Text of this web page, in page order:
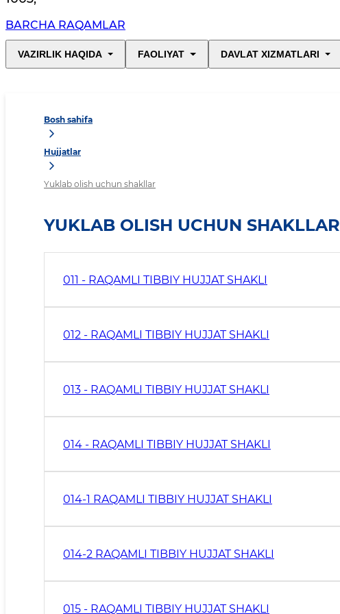
BARCHA RAQAMLAR
VAZIRLIK HAQIDA FAOLIYAT DAVLAT XIZMATLARI
Bosh sahifa
Hujjatlar
Yuklab olish uchun shakllar
YUKLAB OLISH UCHUN SHAKLLAR
011 - RAQAMLI TIBBIY HUJJAT SHAKLI
012 - RAQAMLI TIBBIY HUJJAT SHAKLI
013 - RAQAMLI TIBBIY HUJJAT SHAKLI
014 - RAQAMLI TIBBIY HUJJAT SHAKLI
014-1 RAQAMLI TIBBIY HUJJAT SHAKLI
014-2 RAQAMLI TIBBIY HUJJAT SHAKLI
015 - RAQAMLI TIBBIY HUJJAT SHAKLI